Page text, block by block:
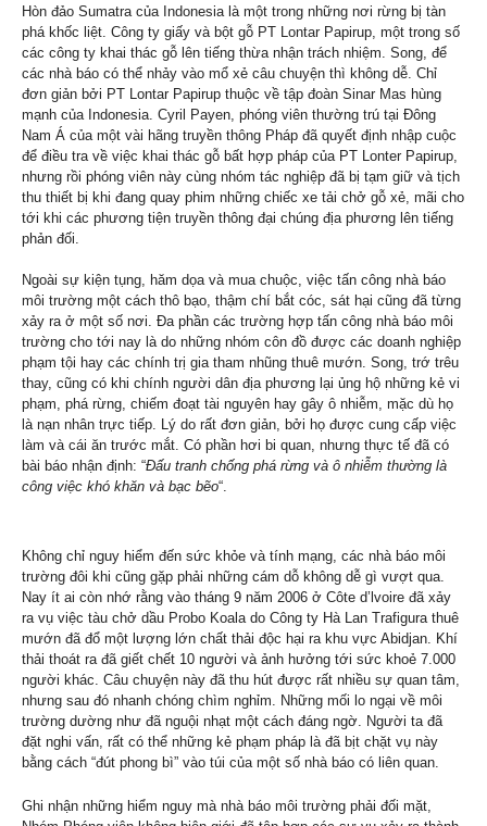
Hòn đảo Sumatra của Indonesia là một trong những nơi rừng bị tàn
phá khốc liệt. Công ty giấy và bột gỗ PT Lontar Papirup, một trong số
các công ty khai thác gỗ lên tiếng thừa nhận trách nhiệm. Song, để
các nhà báo có thể nhảy vào mổ xẻ câu chuyện thì không dễ. Chỉ
đơn giản bởi PT Lontar Papirup thuộc về tập đoàn Sinar Mas hùng
mạnh của Indonesia. Cyril Payen, phóng viên thường trú tại Đông
Nam Á của một vài hãng truyền thông Pháp đã quyết định nhập cuộc
để điều tra về việc khai thác gỗ bất hợp pháp của PT Lonter Papirup,
nhưng rồi phóng viên này cùng nhóm tác nghiệp đã bị tạm giữ và tịch
thu thiết bị khi đang quay phim những chiếc xe tải chở gỗ xẻ, mãi cho
tới khi các phương tiện truyền thông đại chúng địa phương lên tiếng
phản đối.
Ngoài sự kiện tụng, hăm dọa và mua chuộc, việc tấn công nhà báo
môi trường một cách thô bạo, thậm chí bắt cóc, sát hại cũng đã từng
xảy ra ở một số nơi. Đa phần các trường hợp tấn công nhà báo môi
trường cho tới nay là do những nhóm côn đồ được các doanh nghiệp
phạm tội hay các chính trị gia tham nhũng thuê mướn. Song, trớ trêu
thay, cũng có khi chính người dân địa phương lại ủng hộ những kẻ vi
phạm, phá rừng, chiếm đoạt tài nguyên hay gây ô nhiễm, mặc dù họ
là nạn nhân trực tiếp. Lý do rất đơn giản, bởi họ được cung cấp việc
làm và cái ăn trước mắt. Có phần hơi bi quan, nhưng thực tế đã có
bài báo nhận định: “Đấu tranh chống phá rừng và ô nhiễm thường là
công việc khó khăn và bạc bẽo“.
Không chỉ nguy hiểm đến sức khỏe và tính mạng, các nhà báo môi
trường đôi khi cũng gặp phải những cám dỗ không dễ gì vượt qua.
Nay ít ai còn nhớ rằng vào tháng 9 năm 2006 ở Côte d’lvoire đã xảy
ra vụ việc tàu chở dầu Probo Koala do Công ty Hà Lan Trafigura thuê
mướn đã đổ một lượng lớn chất thải độc hại ra khu vực Abidjan. Khí
thải thoát ra đã giết chết 10 người và ảnh hưởng tới sức khoẻ 7.000
người khác. Câu chuyện này đã thu hút được rất nhiều sự quan tâm,
nhưng sau đó nhanh chóng chìm nghỉm. Những mối lo ngại về môi
trường dường như đã nguội nhạt một cách đáng ngờ. Người ta đã
đặt nghi vấn, rất có thể những kẻ phạm pháp là đã bịt chặt vụ này
bằng cách “đút phong bì” vào túi của một số nhà báo có liên quan.
Ghi nhận những hiểm nguy mà nhà báo môi trường phải đối mặt,